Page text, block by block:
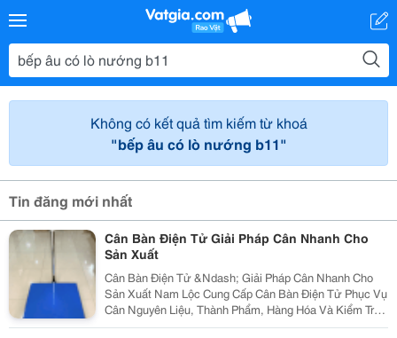
Không có kết quả tìm kiếm từ khoá
"bếp âu có lò nướng b11"
Tin đăng mới nhất
Cân Bàn Điện Tử Giải Pháp Cân Nhanh Cho
Sản Xuất
Cân Bàn Điện Tử &Ndash; Giải Pháp Cân Nhanh Cho
Sản Xuất Nam Lộc Cung Cấp Cân Bàn Điện Tử Phục Vụ
Cân Nguyên Liệu, Thành Phẩm, Hàng Hóa Và Kiểm Tra
Trọng Lượng Trong Quá Trình Sản Xuất. Với Thiết Kế